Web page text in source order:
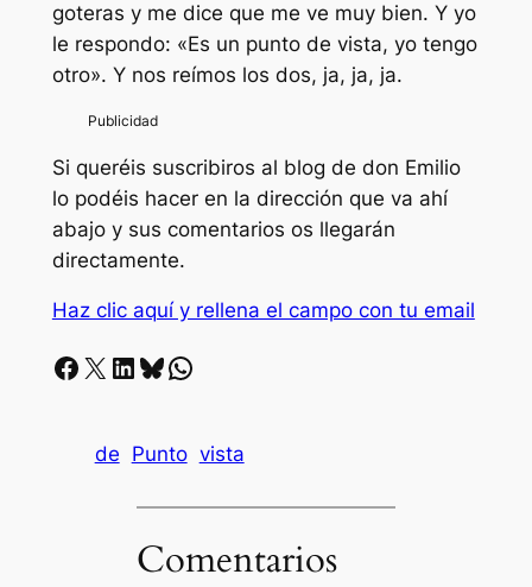
goteras y me dice que me ve muy bien. Y yo
le respondo: «Es un punto de vista, yo tengo
otro». Y nos reímos los dos, ja, ja, ja.
Si queréis suscribiros al blog de don Emilio
lo podéis hacer en la dirección que va ahí
abajo y sus comentarios os llegarán
directamente.
Haz clic aquí y rellena el campo con tu email
Facebook X LinkedIn Bluesky Whatsapp
de Punto vista
Comentarios